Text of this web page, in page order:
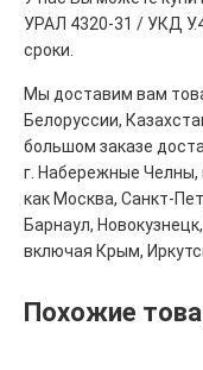
УРАЛ 4320-31 / УКД
сроки.
Мы доставим вам
Белоруссии,
большом заказе
г. Набережные Челны,
как Москва, Санкт-
Барнаул,
включая Крым,
Похожие